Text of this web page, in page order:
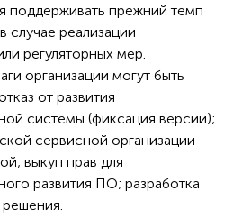
поддерживать прежний темп
случае реализации
регуляторных мер.
организации могут быть
от развития
системы (фиксация версии);
сервисной организации
выкуп прав для
развития ПО; разработка